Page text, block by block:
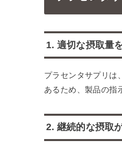
1. 適切な摂取量
プラセンタサプリは
あるため、製品の指
2. 継続的な摂取